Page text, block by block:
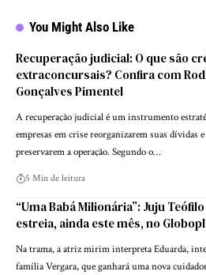
You Might Also Like
Recuperação judicial: O que são
extraconcursais? Confira com
Gonçalves Pimentel
A recuperação judicial é um instrumento
empresas em crise reorganizarem suas dívidas e
preservarem a operação. Segundo o…
5 Min de leitura
“Uma Babá Milionária”: Juju Teófilo
estreia, ainda este mês, no
Na trama, a atriz mirim interpreta Eduarda,
família Vergara, que ganhará uma nova